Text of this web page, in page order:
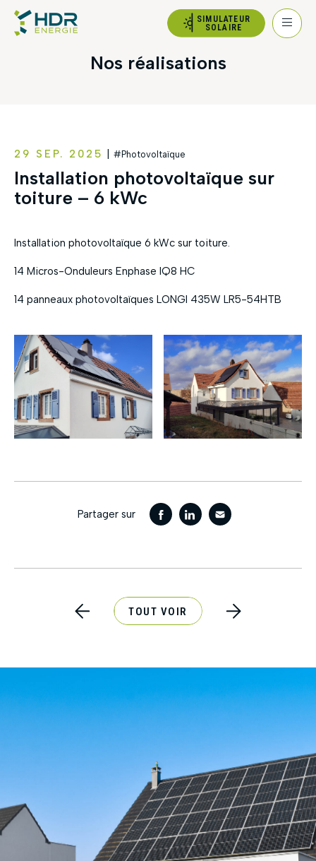
SIMULATEUR
SOLAIRE
Nos réalisations
29 SEP. 2025 #Photovoltaïque
Installation photovoltaïque sur
toiture – 6 kWc
Installation photovoltaïque 6 kWc sur toiture.
14 Micros-Onduleurs Enphase IQ8 HC
14 panneaux photovoltaïques LONGI 435W LR5-54HTB
Partager sur
TOUT VOIR